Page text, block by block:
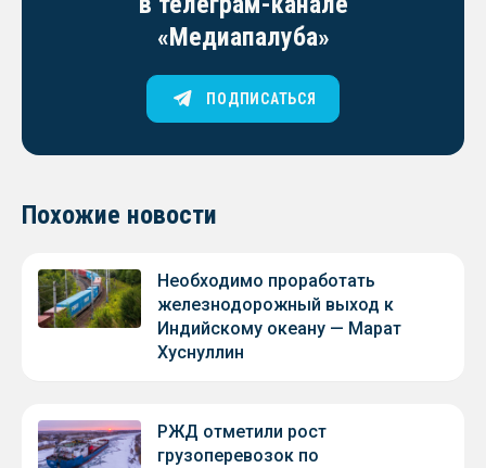
«Медиапалуба»
ПОДПИСАТЬСЯ
Похожие новости
Необходимо проработать
железнодорожный выход к
Индийскому океану — Марат
Хуснуллин
РЖД отметили рост
грузоперевозок по